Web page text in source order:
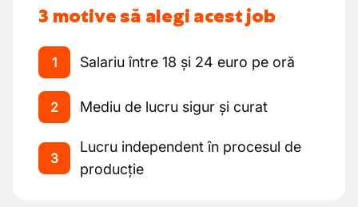
3 motive să alegi acest job
1 Salariu între 18 și 24 euro pe oră
2 Mediu de lucru sigur și curat
3
Lucru independent în procesul de
producție